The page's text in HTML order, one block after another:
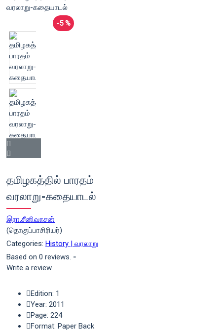
-5 %
தமிழகத்தில் பாரதம்
வரலாறு-கதையாடல்
இரா.சீனிவாசன்
(தொகுப்பாசிரியர்)
Categories: History | வரலாறு
Based on 0 reviews. -
Write a review
Edition: 1
Year: 2011
Page: 224
Format: Paper Back